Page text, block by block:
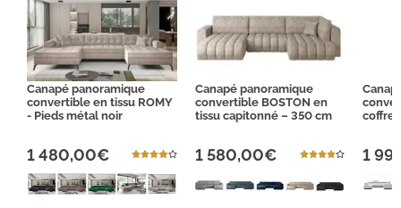
Canapé panoramique
convertible en tissu ROMY
- Pieds métal noir
1 480,00€
Canapé panoramique
convertible BOSTON en
tissu capitonné – 350 cm
1 580,00€
coffre
1